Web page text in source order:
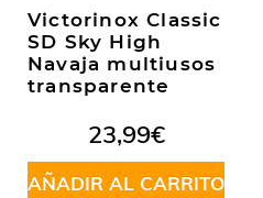
Victorinox Classic
SD Sky High
Navaja multiusos
transparente
23,99€
AÑADIR AL CARRITO